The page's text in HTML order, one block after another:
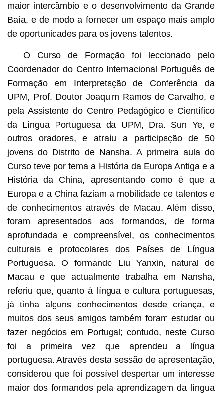
maior intercâmbio e o desenvolvimento da Grande
Baía, e de modo a fornecer um espaço mais amplo
de oportunidades para os jovens talentos.
O Curso de Formação foi leccionado pelo
Coordenador do Centro Internacional Português de
Formação em Interpretação de Conferência da
UPM, Prof. Doutor Joaquim Ramos de Carvalho, e
pela Assistente do Centro Pedagógico e Científico
da Língua Portuguesa da UPM, Dra. Sun Ye, e
outros oradores, e atraíu a participação de 50
jovens do Distrito de Nansha. A primeira aula do
Curso teve por tema a História da Europa Antiga e a
História da China, apresentando como é que a
Europa e a China faziam a mobilidade de talentos e
de conhecimentos através de Macau. Além disso,
foram apresentados aos formandos, de forma
aprofundada e compreensível, os conhecimentos
culturais e protocolares dos Países de Língua
Portuguesa. O formando Liu Yanxin, natural de
Macau e que actualmente trabalha em Nansha,
referiu que, quanto à língua e cultura portuguesas,
já tinha alguns conhecimentos desde criança, e
muitos dos seus amigos também foram estudar ou
fazer negócios em Portugal; contudo, neste Curso
foi a primeira vez que aprendeu a língua
portuguesa. Através desta sessão de apresentação,
considerou que foi possível despertar um interesse
maior dos formandos pela aprendizagem da língua